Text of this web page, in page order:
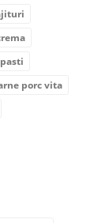
porc vita